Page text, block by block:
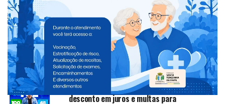
Motorista paraguaio é preso com 3,5
toneladas de maconha que saíram de Foz
Técnico e atleta de São Miguel são
convocados para seletiva da Seleção
Brasileira de handebol em cadeira de rodas
RecuperaFoz 2026 oferece até 100% de
desconto em juros e multas para